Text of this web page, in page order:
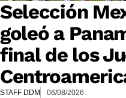
Selección
goleó a
final de los
STAFF DDM 06/08/2026